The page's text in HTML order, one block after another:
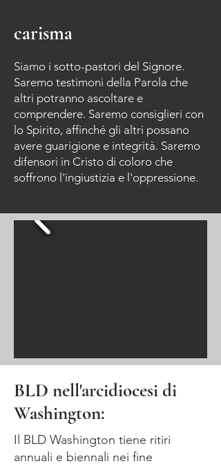
carisma
Siamo i sotto-pastori del Signore.
Saremo testimoni della Parola che
altri potranno ascoltare e
comprendere. Saremo consiglieri con
lo Spirito, affinché gli altri possano
avere guarigione e integrità. Saremo
difensori in Cristo di coloro che
soffrono l'ingiustizia e l'oppressione.
BLD nell'arcidiocesi di
Washington:
Il BLD Washington tiene ritiri
annuali e biennali nei fine